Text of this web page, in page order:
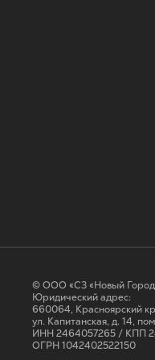
© ООО «СЗ «Новый
Юридический адрес:
660064, Красноярский
ул. Капитанская, д. 14,
ИНН 2464057265 / КПП
ОГРН 1042402522150